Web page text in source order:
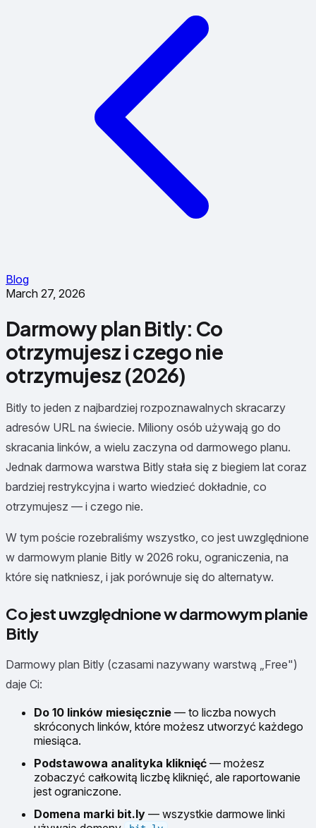
Blog
March 27, 2026
Darmowy plan Bitly: Co
otrzymujesz i czego nie
otrzymujesz (2026)
Bitly to jeden z najbardziej rozpoznawalnych skracarzy
adresów URL na świecie. Miliony osób używają go do
skracania linków, a wielu zaczyna od darmowego planu.
Jednak darmowa warstwa Bitly stała się z biegiem lat coraz
bardziej restrykcyjna i warto wiedzieć dokładnie, co
otrzymujesz — i czego nie.
W tym poście rozebraliśmy wszystko, co jest uwzględnione
w darmowym planie Bitly w 2026 roku, ograniczenia, na
które się natkniesz, i jak porównuje się do alternatyw.
Co jest uwzględnione w darmowym planie
Bitly
Darmowy plan Bitly (czasami nazywany warstwą „Free")
daje Ci:
Do 10 linków miesięcznie — to liczba nowych
skróconych linków, które możesz utworzyć każdego
miesiąca.
Podstawowa analityka kliknięć — możesz
zobaczyć całkowitą liczbę kliknięć, ale raportowanie
jest ograniczone.
Domena marki bit.ly — wszystkie darmowe linki